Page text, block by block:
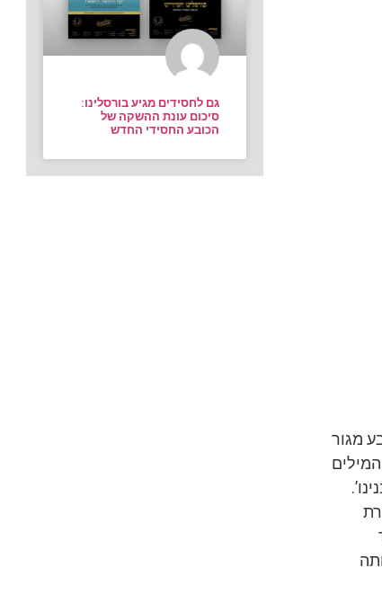
מגור
כתב ממרום גילו ה-85, אז, את המילים
גם לחסידים מגיע בורסלינו:
סיכום עונת ההשקה של
הכובע החסידי החדש